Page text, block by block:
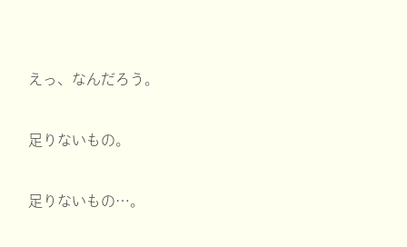
えっ、なんだろう。
足りないもの。
足りないもの…。